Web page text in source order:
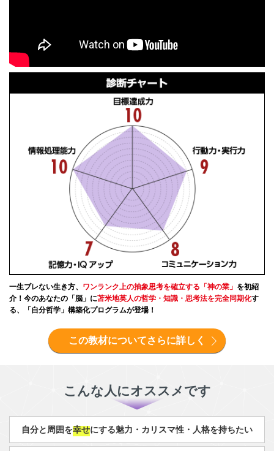
一生ブレない生き方、 ワンランク上の抽象思考を確立する「神の業」 を初紹
介！今のあなたの「脳」に苫米地英人の哲学・知識・思考法を完全同期化す
る、「自分哲学」構築化プログラムが登場！
この教材についてさらに詳しく
こんな人にオススメです
自分と周囲を幸せにする魅力・カリスマ性・人格を持ちたい